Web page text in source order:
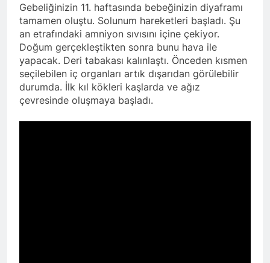
Gebeliğinizin 11. haftasında bebeğinizin diyaframı
tamamen oluştu. Solunum hareketleri başladı. Şu
an etrafındaki amniyon sıvısını içine çekiyor.
Doğum gerçekleştikten sonra bunu hava ile
yapacak. Deri tabakası kalınlaştı. Önceden kısmen
seçilebilen iç organları artık dışarıdan görülebilir
durumda. İlk kıl kökleri kaşlarda ve ağız
çevresinde oluşmaya başladı.